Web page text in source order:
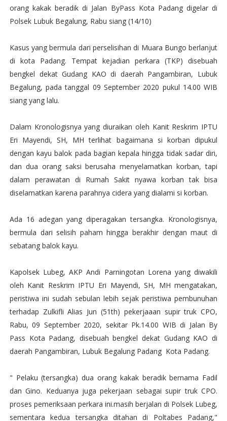
orang kakak beradik di Jalan ByPass Kota Padang digelar di
Polsek Lubuk Begalung, Rabu siang (14/10)
Kasus yang bermula dari perselisihan di Muara Bungo berlanjut
di kota Padang. Tempat kejadian perkara (TKP) disebuah
bengkel dekat Gudang KAO di daerah Pangambiran, Lubuk
Begalung, pada tanggal 09 September 2020 pukul 14.00 WIB
siang yang lalu.
Dalam Kronologisnya yang diuraikan oleh Kanit Reskrim IPTU
Eri Mayendi, SH, MH terlihat bagaimana si korban dipukul
dengan kayu balok pada bagian kepala hingga tidak sadar diri,
dan dua orang saksi berusaha menyelamatkan korban, tapi
dalam perawatan di Rumah Sakit nyawa korban tak bisa
diselamatkan karena parahnya cidera yang dialami si korban.
Ada 16 adegan yang diperagakan tersangka. Kronologisnya,
bermula dari selisih paham hingga berakhir dengan maut di
sebatang balok kayu.
Kapolsek Lubeg, AKP Andi Parningotan Lorena yang diwakili
oleh Kanit Reskrim IPTU Eri Mayendi, SH, MH mengatakan,
peristiwa ini sudah sebulan lebih sejak peristiwa pembunuhan
terhadap Zulkifli Alias Jun (51th) pekerjaaan supir truk CPO,
Rabu, 09 September 2020, sekitar Pk.14.00 WIB di Jalan By
Pass Kota Padang, disebuah bengkel dekat Gudang KAO di
daerah Pangambiran, Lubuk Begalung Padang Kota Padang.
" Pelaku (tersangka) dua orang kakak beradik bernama Fadil
dan Gino. Keduanya juga pekerjaan sebagai supir truk CPO.
proses pemeriksaan perkara ini.masih berjalan di Polsek Lubeg,
sementara kedua tersangka ditahan di Poltabes Padang,"